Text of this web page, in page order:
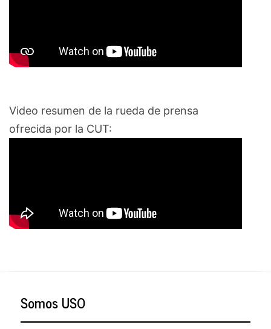
Video resumen de la rueda de prensa
ofrecida por la CUT:
Somos USO